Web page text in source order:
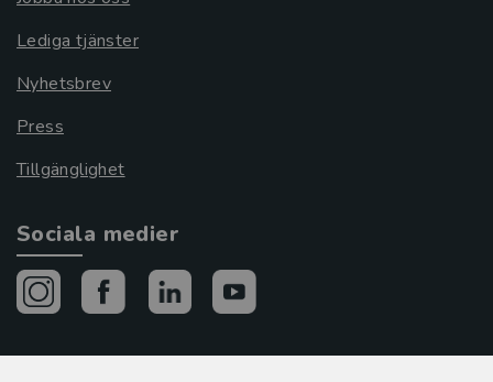
Lediga tjänster
Nyhetsbrev
Press
Tillgänglighet
Sociala medier